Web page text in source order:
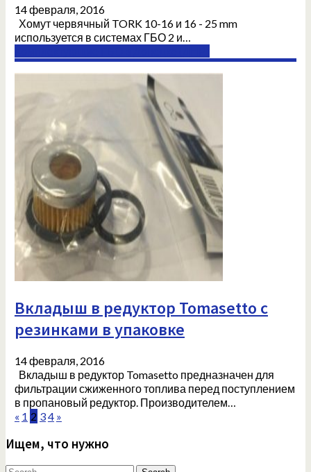
14 февраля, 2016
Хомут червячный TORK 10-16 и 16 - 25 mm
используется в системах ГБО 2 и…
Вкладыш в редуктор Tomasetto с
резинками в упаковке
14 февраля, 2016
Вкладыш в редуктор Tomasetto предназначен для
фильтрации сжиженного топлива перед поступлением
в пропановый редуктор. Производителем…
« 1 2 34 »
Ищем, что нужно